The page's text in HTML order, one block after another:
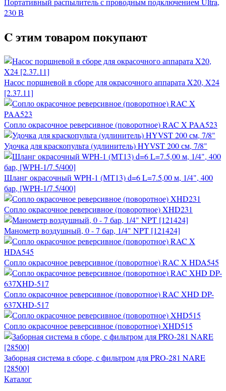
230 В
C этим товаром покупают
Насос поршневой в сборе для окрасочного аппарата X20, X24
[2.37.11]
Сопло окрасочное реверсивное (поворотное) RAC X PAA523
Удочка для краскопульта (удлинитель) HYVST 200 см, 7/8"
Шланг окрасочный WPH-1 (МТ13) d=6 L=7.5,00 м, 1/4", 400
бар, [WPH-1/7.5/400]
Сопло окрасочное реверсивное (поворотное) XHD231
Манометр воздушный, 0 - 7 бар, 1/4" NPT [121424]
Сопло окрасочное реверсивное (поворотное) RAC X HDA545
Сопло окрасочное реверсивное (поворотное) RAC XHD DP-
637XHD-517
Сопло окрасочное реверсивное (поворотное) XHD515
Заборная система в сборе, с фильтром для PRO-281 NARE
[28500]
Каталог